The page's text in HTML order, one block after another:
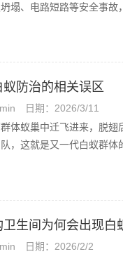
塌、电路短路等安全事故
防治的相关误区
日期：2026/3/11
体蚁巢中迁飞进来，脱
，这就是又一代白蚁群体
生间为何会出现白
日期：2026/2/2